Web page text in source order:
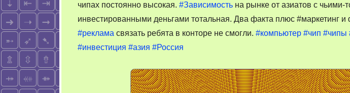
высокотехнологичных
идей
чипах постоянно высокая. #Зависимость на рынке от азиатов с чьими-
инвестированными деньгами тотальная. Два факта плюс #маркетинг
#реклама связать ребята в конторе не смогли. #компьютер #чип #чипы
#инвестиция #азия #Россия